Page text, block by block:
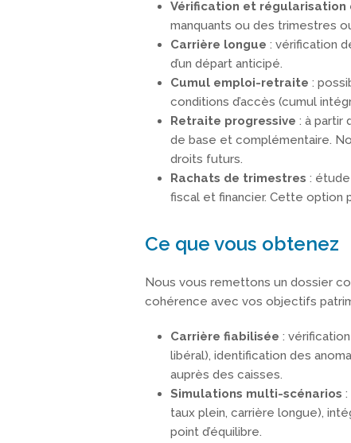
Vérification et régularisation
manquants ou des trimestres
Carrière longue : vérification
d’un départ anticipé.
Cumul emploi-retraite :
conditions d’accès (cumul
Retraite progressive : à partir
de base et complémentaire.
droits futurs.
Rachats de trimestres :
fiscal et financier. Cette option
Ce que vous obtenez
Nous vous remettons un dossier
cohérence avec vos objectifs
Carrière fiabilisée :
libéral), identification des
auprès des caisses.
Simulations multi-scénarios
taux plein, carrière longue),
point d’équilibre.